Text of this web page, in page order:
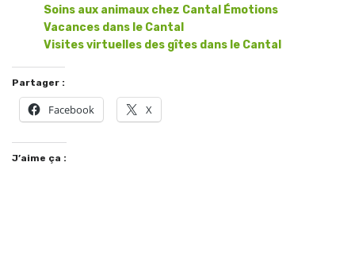
Soins aux animaux chez Cantal Émotions
Vacances dans le Cantal
Visites virtuelles des gîtes dans le Cantal
Partager :
Facebook X
J’aime ça :